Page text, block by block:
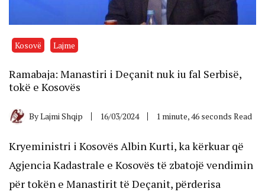
Kosovë Lajme
Ramabaja: Manastiri i Deçanit nuk iu fal Serbisë,
tokë e Kosovës
ByLajmi Shqip 16/03/2024 1 minute, 46 seconds Read
Kryeministri i Kosovës Albin Kurti, ka kërkuar që
Agjencia Kadastrale e Kosovës të zbatojë vendimin
për tokën e Manastirit të Deçanit, përderisa